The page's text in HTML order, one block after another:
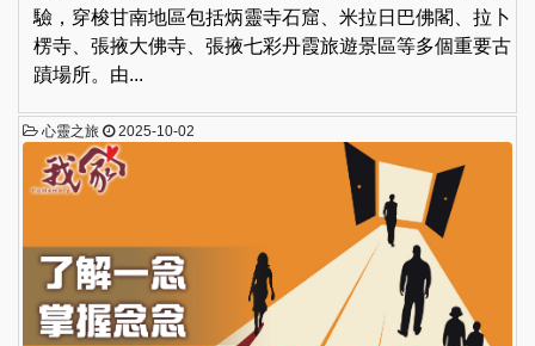
驗，穿梭甘南地區包括炳靈寺石窟、米拉日巴佛閣、拉卜
楞寺、張掖大佛寺、張掖七彩丹霞旅遊景區等多個重要古
蹟場所。由...
心靈之旅 2025-10-02